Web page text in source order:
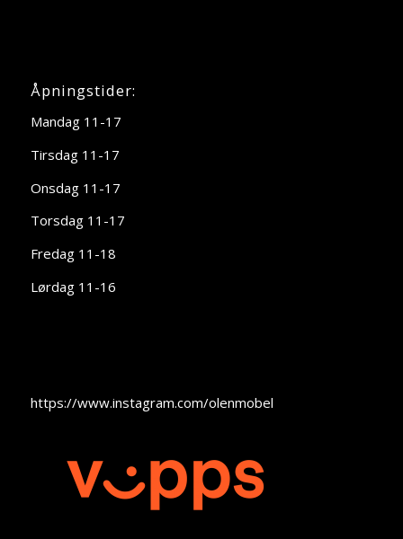
Åpningstider:
Mandag 11-17
Tirsdag 11-17
Onsdag 11-17
Torsdag 11-17
Fredag 11-18
Lørdag 11-16
https://www.instagram.com/olenmobel